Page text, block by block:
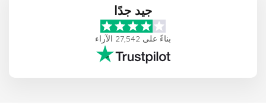
جيد جدًا
بناءً على 27,542 الآراء